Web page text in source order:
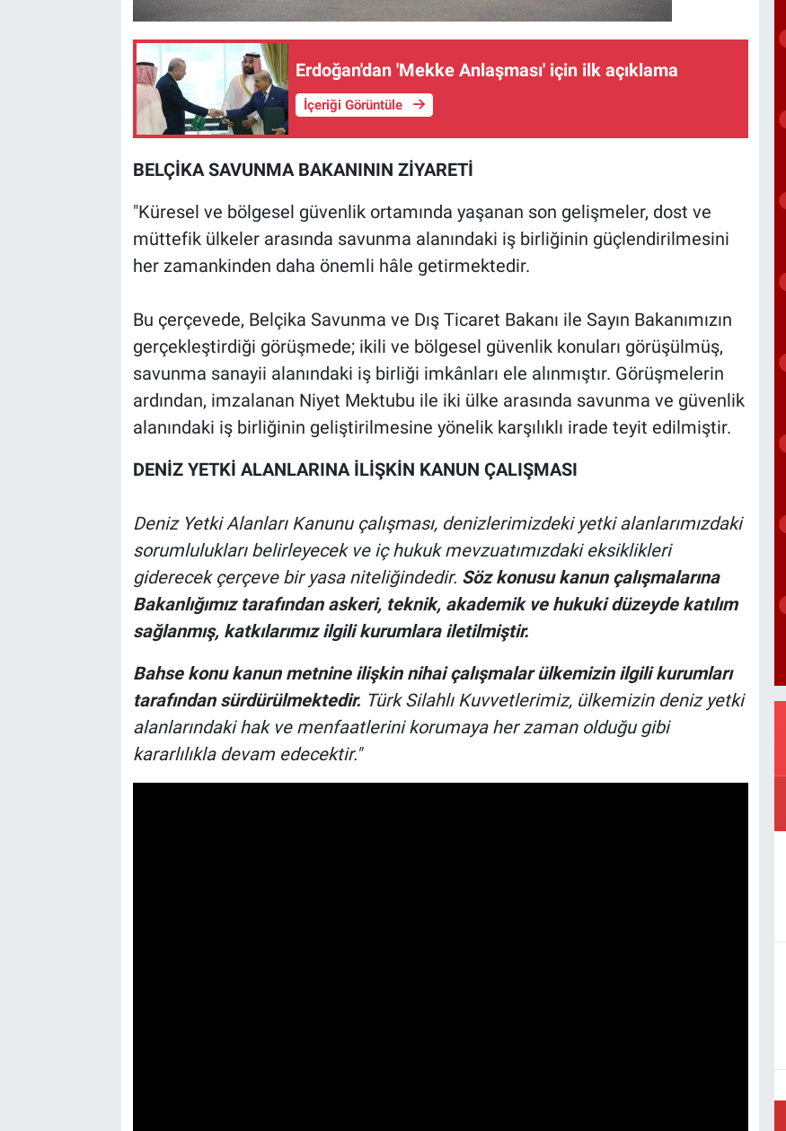
Erdoğan'dan 'Mekke Anlaşması' için ilk açıklama
İçeriği Görüntüle
BELÇİKA SAVUNMA BAKANININ ZİYARETİ
"Küresel ve bölgesel güvenlik ortamında yaşanan son gelişmeler, dost ve
müttefik ülkeler arasında savunma alanındaki iş birliğinin güçlendirilmesini
her zamankinden daha önemli hâle getirmektedir.
Bu çerçevede, Belçika Savunma ve Dış Ticaret Bakanı ile Sayın Bakanımızın
gerçekleştirdiği görüşmede; ikili ve bölgesel güvenlik konuları görüşülmüş,
savunma sanayii alanındaki iş birliği imkânları ele alınmıştır. Görüşmelerin
ardından, imzalanan Niyet Mektubu ile iki ülke arasında savunma ve güvenlik
alanındaki iş birliğinin geliştirilmesine yönelik karşılıklı irade teyit edilmiştir.
DENİZ YETKİ ALANLARINA İLİŞKİN KANUN ÇALIŞMASI
Deniz Yetki Alanları Kanunu çalışması, denizlerimizdeki yetki alanlarımızdaki
sorumlulukları belirleyecek ve iç hukuk mevzuatımızdaki eksiklikleri
giderecek çerçeve bir yasa niteliğindedir. Söz konusu kanun çalışmalarına
Bakanlığımız tarafından askeri, teknik, akademik ve hukuki düzeyde katılım
sağlanmış, katkılarımız ilgili kurumlara iletilmiştir.
Bahse konu kanun metnine ilişkin nihai çalışmalar ülkemizin ilgili kurumları
tarafından sürdürülmektedir. Türk Silahlı Kuvvetlerimiz, ülkemizin deniz yetki
alanlarındaki hak ve menfaatlerini korumaya her zaman olduğu gibi
kararlılıkla devam edecektir."